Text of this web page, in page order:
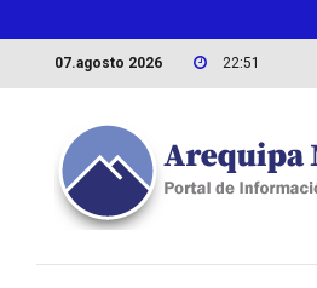
07.agosto 2026 22:51